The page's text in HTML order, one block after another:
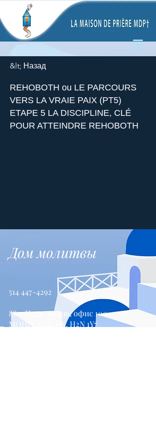
&lt; Назад
REHOBOTH ou LE PARCOURS
VERS LA VRAIE PAIX (PT5)
ETAPE 5 LA DISCIPLINE, CLÉ
POUR ATTEINDRE REHOBOTH
Дом молитвы
514 447-4292
8815 Парк Авеню, офис 100
МОНРЕАЛЬ, КК, H2N 1Y7